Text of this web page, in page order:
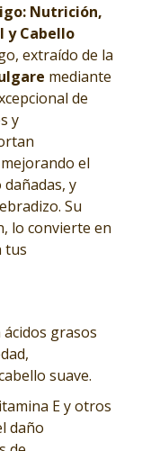
Nutrición,
y Cabello
extraído de la
mediante
de
y
el
y
Su
lo convierte en
tus
grasos
suave.
E y otros
daño